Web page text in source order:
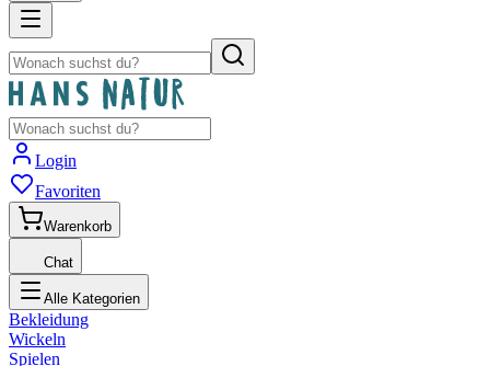
Login
Favoriten
Warenkorb
Chat
Alle Kategorien
Bekleidung
Wickeln
Spielen